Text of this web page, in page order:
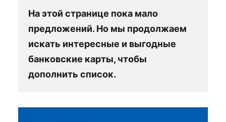
На этой странице пока мало
предложений. Но мы продолжаем
искать интересные и выгодные
банковские карты, чтобы
дополнить список.